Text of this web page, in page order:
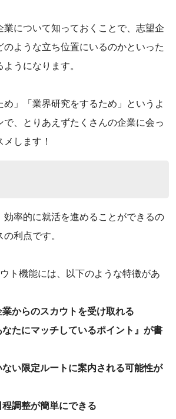
業について知っておくことで、志望企
のような立ち位置にいるのかといった
うになります。
め」「業界研究をするため」というよ
で、とりあえずたくさんの企業に会っ
します！
効率的に就活を進めることができるの
利点です。
ト機能には、以下のような特徴があ
からのスカウトを受け取れる
たにマッチしているポイント』が書
い限定ルートに案内される可能性が
調整が簡単にできる